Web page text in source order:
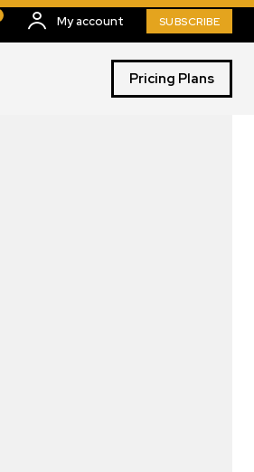
My account SUBSCRIBE
Pricing Plans